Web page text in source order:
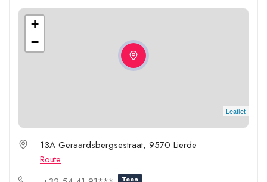
+
−
Leaflet
13A Geraardsbergsestraat, 9570 Lierde
Route
Toon